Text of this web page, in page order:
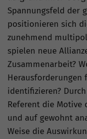
Spannungsfeld der
positionieren sich
zunehmend
spielen neue
Zusammenarbeit?
Herausforderungen
identifizieren?
Referent die Motive
und auf gewohnt
Weise die